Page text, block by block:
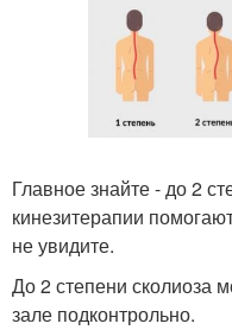
Главное знайте - до 2
кинезитерапии
не увидите.
До 2 степени сколиоза
зале подконтрольно.